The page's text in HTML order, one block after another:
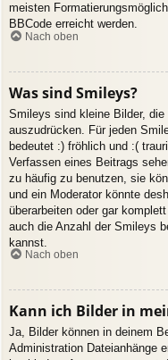
meisten
BBCode erreicht werden.
Nach oben
Was sind Smileys?
Smileys sind kleine Bilder, die
auszudrücken. Für jeden
bedeutet :) fröhlich und :(
Verfassen eines Beitrags
zu häufig zu benutzen, sie
und ein Moderator könnte
überarbeiten oder gar
auch die Anzahl der Smileys
kannst.
Nach oben
Kann ich Bilder in
Ja, Bilder können in deinem
Administration Dateianhänge